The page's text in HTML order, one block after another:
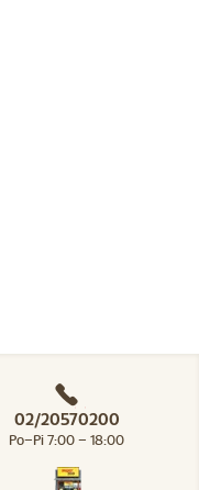
02/20570200
Po–Pi 7:00 – 18:00